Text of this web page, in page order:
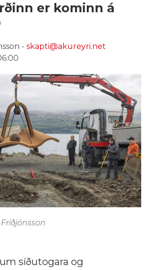
er kominn á
- skapti@akureyri.net
síðutogara og